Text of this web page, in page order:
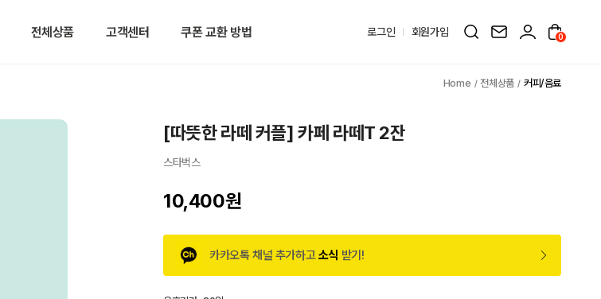
전체상품 고객센터 쿠폰 교환 방법 로그인 회원가입 0
전체상품 커피/음료
[따뜻한 라떼 커플] 카페 라떼T 2잔
스타벅스
10,400원
카카오톡 채널 추가하고소식 받기!